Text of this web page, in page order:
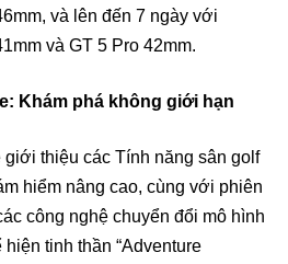
và lên đến 7 ngày với
và GT 5 Pro 42mm.
Khám phá không giới hạn
giới thiệu các Tính năng sân golf
hiểm nâng cao, cùng với phiên
công nghệ chuyển đổi mô hình
tinh thần “Adventure